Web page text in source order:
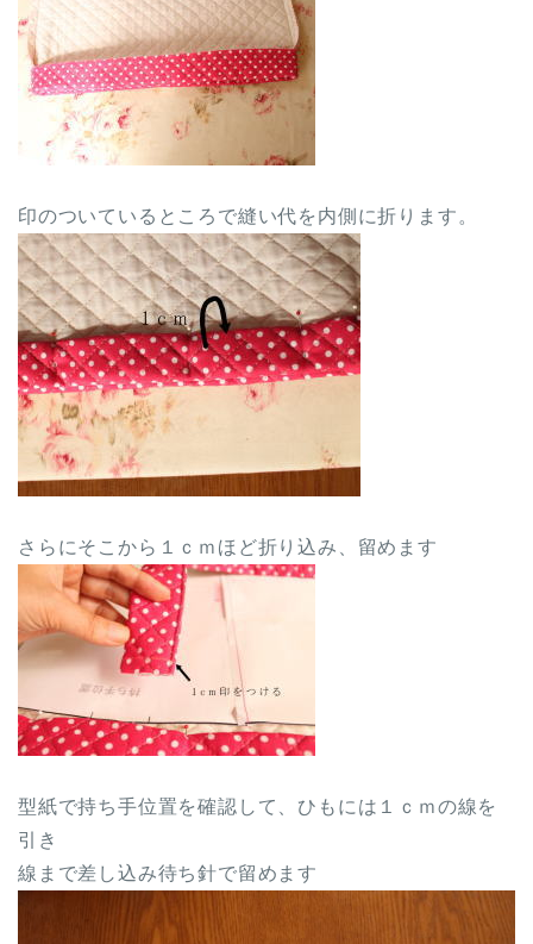
印のついているところで縫い代を内側に折ります。
さらにそこから１ｃｍほど折り込み、留めます
型紙で持ち手位置を確認して、ひもには１ｃｍの線を
引き
線まで差し込み待ち針で留めます